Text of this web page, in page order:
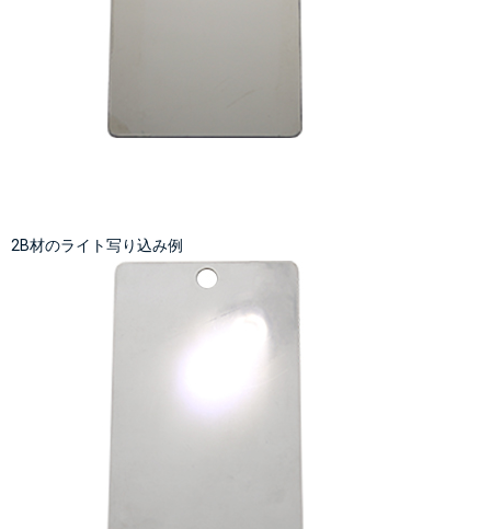
2B材のライト写り込み例